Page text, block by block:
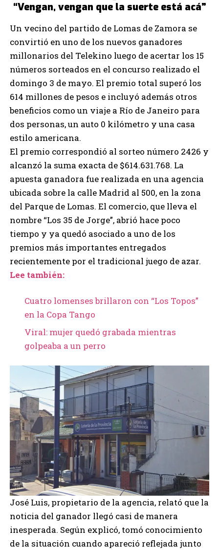
“Vengan, vengan que la suerte está acá”
Un vecino del partido de Lomas de Zamora se
convirtió en uno de los nuevos ganadores
millonarios del Telekino luego de acertar los 15
números sorteados en el concurso realizado el
domingo 3 de mayo. El premio total superó los
614 millones de pesos e incluyó además otros
beneficios como un viaje a Río de Janeiro para
dos personas, un auto 0 kilómetro y una casa
estilo americana.
El premio correspondió al sorteo número 2426 y
alcanzó la suma exacta de $614.631.768. La
apuesta ganadora fue realizada en una agencia
ubicada sobre la calle Madrid al 500, en la zona
del Parque de Lomas. El comercio, que lleva el
nombre “Los 35 de Jorge”, abrió hace poco
tiempo y ya quedó asociado a uno de los
premios más importantes entregados
recientemente por el tradicional juego de azar.
Lee también:
Cuatro lomenses brillaron con “Los Topos”
en la Copa Tango
Viral: mujer quedó grabada mientras
golpeaba a un perro
José Luis, propietario de la agencia, relató que la
noticia del ganador llegó casi de manera
inesperada. Según explicó, tomó conocimiento
de la situación cuando apareció reflejada junto